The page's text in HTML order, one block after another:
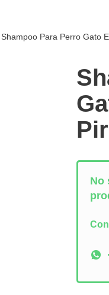
Shampoo Para Perro Gato
No